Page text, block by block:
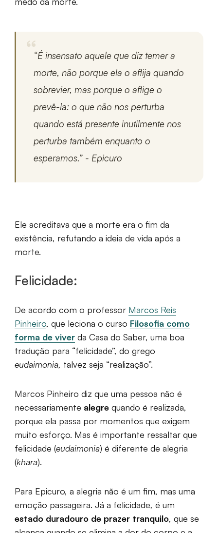
“É insensato aquele que diz temer a
morte, não porque ela o aflija quando
sobrevier, mas porque o aflige o
prevê-la: o que não nos perturba
quando está presente inutilmente nos
perturba também enquanto o
esperamos.” - Epicuro
Ele acreditava que a morte era o fim da
existência, refutando a ideia de vida após a
morte.
Felicidade:
De acordo com o professor Marcos Reis
Pinheiro, que leciona o curso Filosofia como
forma de viver da Casa do Saber, uma boa
tradução para “felicidade”, do grego
eudaimonia, talvez seja “realização”.
Marcos Pinheiro diz que uma pessoa não é
necessariamente alegre quando é realizada,
porque ela passa por momentos que exigem
muito esforço. Mas é importante ressaltar que
felicidade (eudaimonia) é diferente de alegria
(khara).
Para Epicuro, a alegria não é um fim, mas uma
emoção passageira. Já a felicidade, é um
estado duradouro de prazer tranquilo, que se